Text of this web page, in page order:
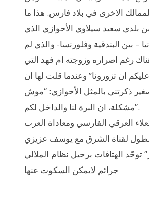
الاخرى في بلاد فارس. هذا ما
بلدي سعيد سيلاوي الأحوازي الذي
– بين البندقية وفلورنسا- والذي لم
رغم اصراره وزوجته ام فهد التي
ان تزورونا” وعندما قلت لها ان
ذكرتني بالمثل الأحوازي: “موش
مشكلة، ان البرة لنا والداخل لكم”.
العرقي الفارسي ومعاداة العرب
لقناة الشرق مع يوسف عزيزي
جرائم لايمكن السكوت عنها